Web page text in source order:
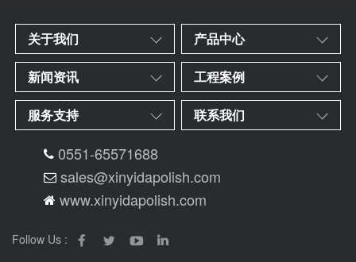
关于我们 产品中心
新闻资讯 工程案例
服务支持 联系我们
0551-65571688
sales@xinyidapolish.com
www.xinyidapolish.com
Follow Us :